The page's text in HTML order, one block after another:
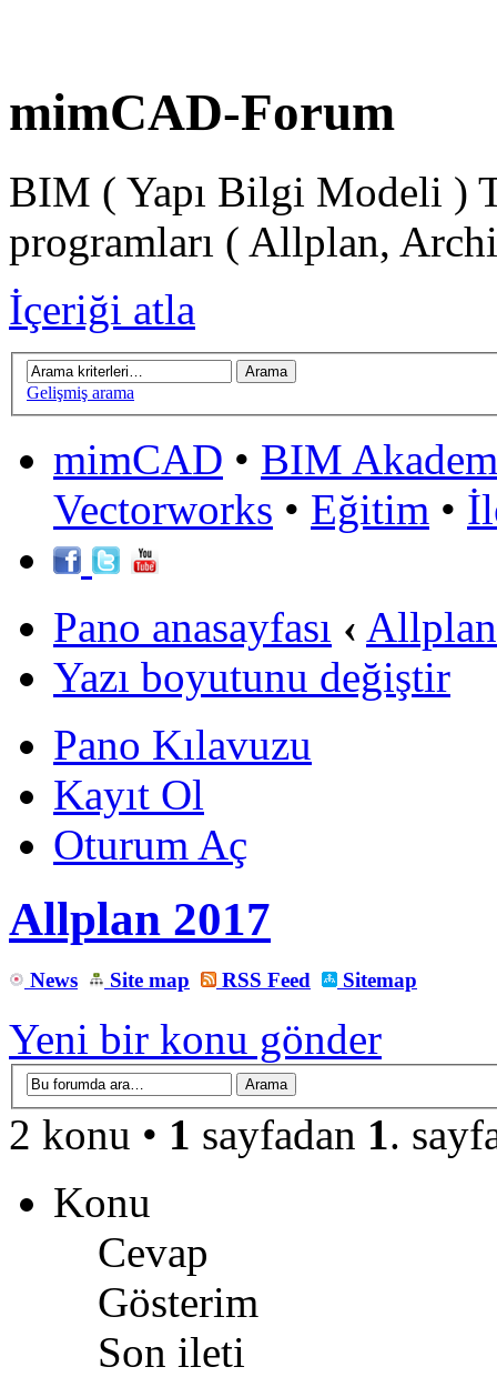
mimCAD-Forum
BIM ( Yapı Bilgi Modeli )
programları ( Allplan,
İçeriği atla
Gelişmiş arama
mimCAD • BIM
Vectorworks • Eğitim •
Pano anasayfası ‹
Yazı boyutunu değiştir
Pano Kılavuzu
Kayıt Ol
Oturum Aç
Allplan 2017
News Site map RSS Feed Sitemap
Yeni bir konu gönder
2 konu • 1 sayfadan 1 .
Konu
Cevap
Gösterim
Son ileti